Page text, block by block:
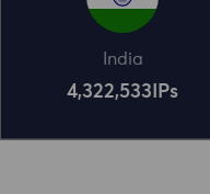
India
4,322,534 IPs